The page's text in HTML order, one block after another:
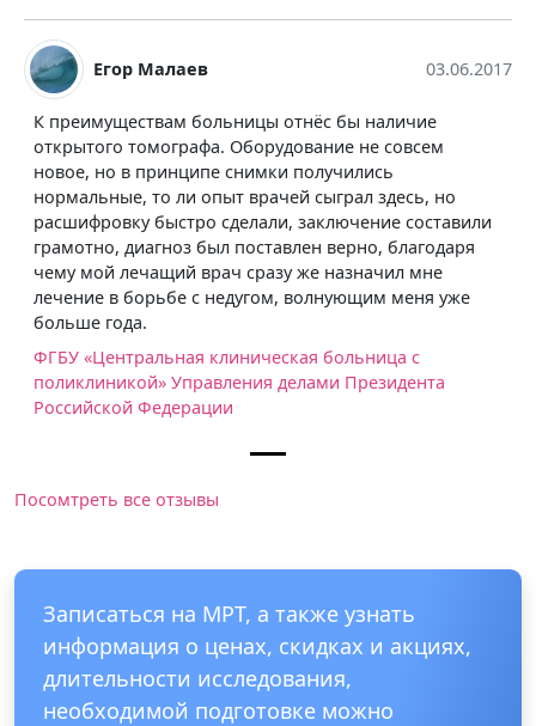
Егор Малаев 03.06.2017
К преимуществам больницы отнёс бы наличие
открытого томографа. Оборудование не совсем
новое, но в принципе снимки получились
нормальные, то ли опыт врачей сыграл здесь, но
расшифровку быстро сделали, заключение составили
грамотно, диагноз был поставлен верно, благодаря
чему мой лечащий врач сразу же назначил мне
лечение в борьбе с недугом, волнующим меня уже
больше года.
ФГБУ «Центральная клиническая больница с
поликлиникой» Управления делами Президента
Российской Федерации
Посомтреть все отзывы
Записаться на МРТ, а также узнать
информация о ценах, скидках и акциях,
длительности исследования,
необходимой подготовке можно